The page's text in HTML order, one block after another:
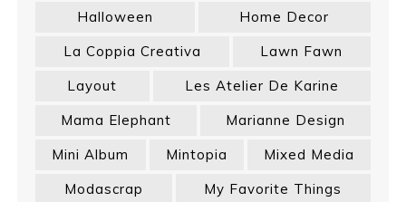
Halloween
Home Decor
La Coppia Creativa
Lawn Fawn
Layout
Les Atelier De Karine
Mama Elephant
Marianne Design
Mini Album
Mintopia
Mixed Media
Modascrap
My Favorite Things